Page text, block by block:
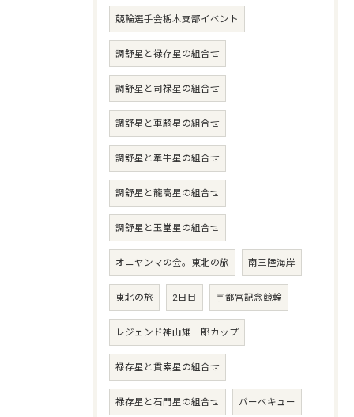
競輪選手会栃木支部イベント
調舒星と禄存星の組合せ
調舒星と司禄星の組合せ
調舒星と車騎星の組合せ
調舒星と牽牛星の組合せ
調舒星と龍高星の組合せ
調舒星と玉堂星の組合せ
オニヤンマの会。東北の旅 南三陸海岸
東北の旅 2日目 宇都宮記念競輪
レジェンド神山雄一郎カップ
禄存星と貫索星の組合せ
禄存星と石門星の組合せ バーベキュー